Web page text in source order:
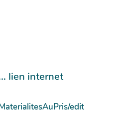
lien internet
edit